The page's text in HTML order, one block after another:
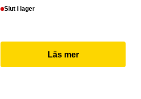
Slut i lager
Läs mer